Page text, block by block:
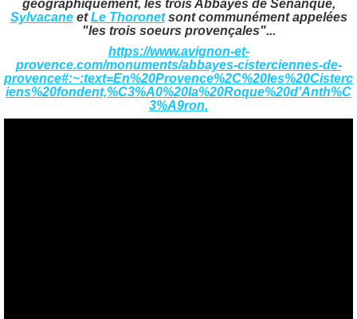
géographiquement, les trois Abbayes de Sénanque,
SylvacaneetLe Thoronetsont communément appelées
"les trois soeurs provençales"...
https://www.avignon-et-
provence.com/monuments/abbayes-cisterciennes-de-
provence#:~:text=En%20Provence%2C%20les%20Cisterc
iens%20fondent,%C3%A0%20la%20Roque%20d'Anth%C
3%A9ron.